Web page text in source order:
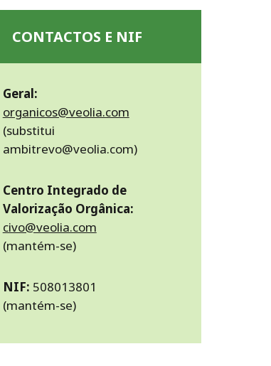
CONTACTOS E NIF
Geral:
organicos@veolia.com
(substitui
ambitrevo@veolia.com)
Centro Integrado de
Valorização Orgânica:
civo@veolia.com
(mantém-se)
NIF: 508013801
(mantém-se)